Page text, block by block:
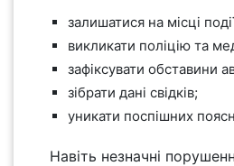
залишатися на місці
викликати поліцію та
зафіксувати обставини
зібрати дані свідків;
уникати поспішних
Навіть незначні